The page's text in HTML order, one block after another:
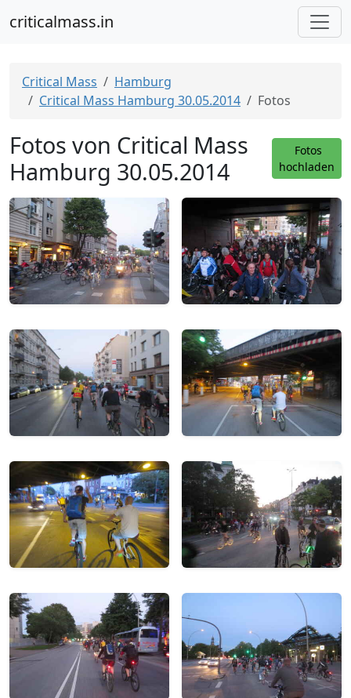
criticalmass.in
Critical Mass
Hamburg
Critical Mass Hamburg 30.05.2014
Fotos
Fotos von Critical Mass
Hamburg 30.05.2014
Fotos
hochladen